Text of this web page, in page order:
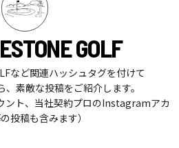
GOLF
など関連ハッシュタグを付けて
素敵な投稿をご紹介します。
ント、当社契約プロのInstagramアカ
投稿も含みます）